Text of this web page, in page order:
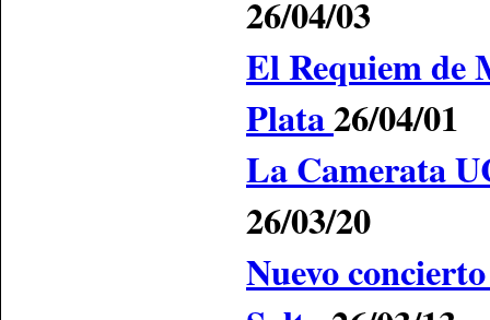
26/04/03
El Requiem de
Plata26/04/01
La Camerata
26/03/20
Nuevo